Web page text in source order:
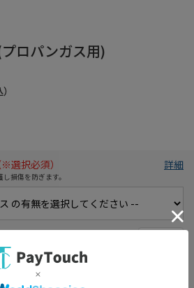
ロパンガス用)
※選択必須）
損傷を防ぎます。
詳細
ありません